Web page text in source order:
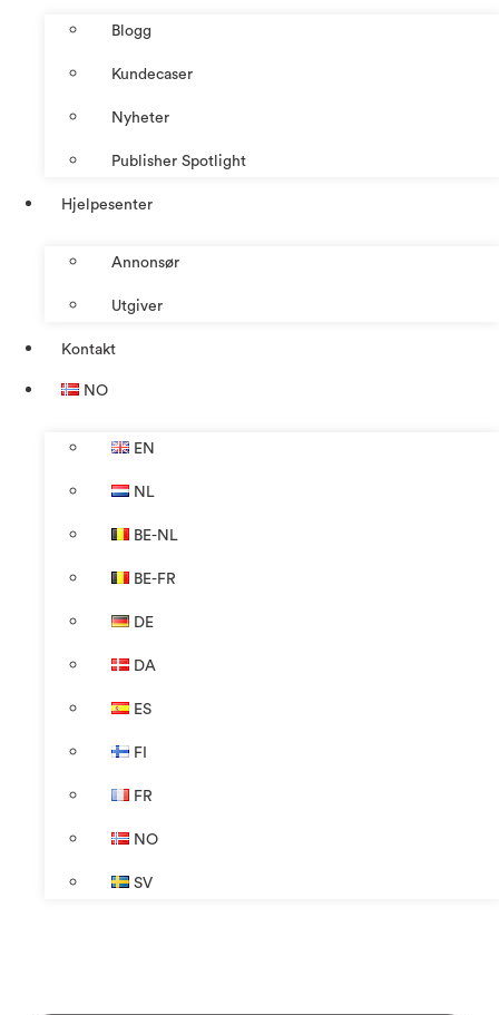
Blogg
Kundecaser
Nyheter
Publisher Spotlight
Hjelpesenter
Annonsør
Utgiver
Kontakt
NO
EN
NL
BE-NL
BE-FR
DE
DA
ES
FI
FR
NO
SV